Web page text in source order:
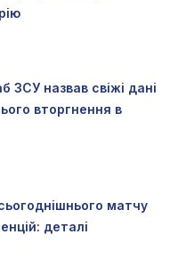
ЗСУ назвав свіжі дані
вторгнення в
матчу
деталі